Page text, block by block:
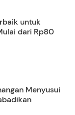
untuk
dari Rp80
Menyusui